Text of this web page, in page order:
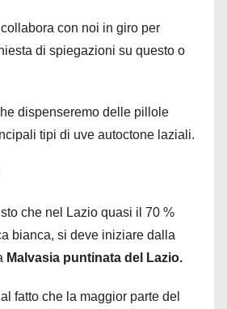
con noi in giro per
di spiegazioni su questo o
dispenseremo delle pillole
tipi di uve autoctone laziali.
che nel Lazio quasi il 70 %
bianca, si deve iniziare dalla
Malvasia puntinata del Lazio.
fatto che la maggior parte del